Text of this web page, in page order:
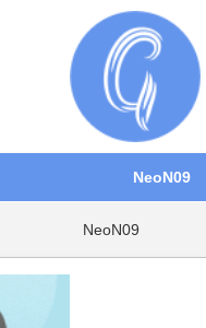
NeoN09
NeoN09